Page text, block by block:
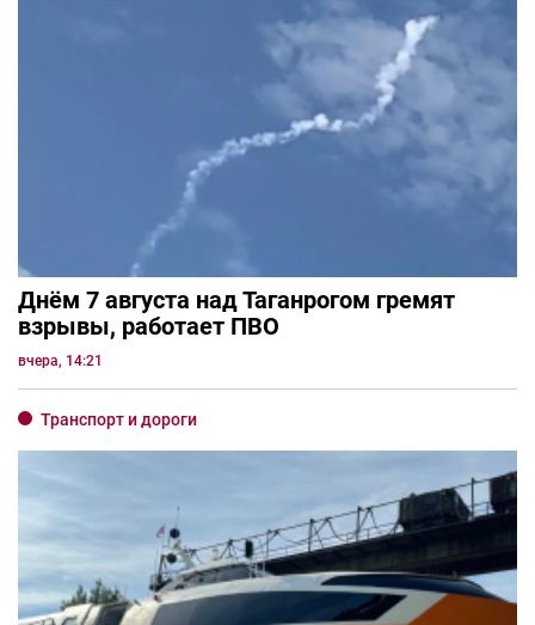
Днём 7 августа над Таганрогом гремят
взрывы, работает ПВО
вчера, 14:21
Транспорт и дороги